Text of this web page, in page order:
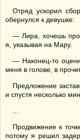
Отряд ускорил
обернулся к девушке:
— Лира, хочешь
я, указывая на Мару.
— Наконец-то
меня в голове, в
Предложение
и спустя несколько
Продвижение к
потому я решил